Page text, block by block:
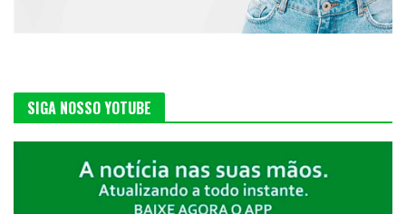
SIGA NOSSO YOTUBE